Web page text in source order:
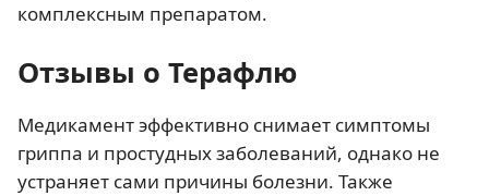
комплексным препаратом.
Отзывы о Терафлю
Медикамент эффективно снимает симптомы
гриппа и простудных заболеваний, однако не
устраняет сами причины болезни. Также